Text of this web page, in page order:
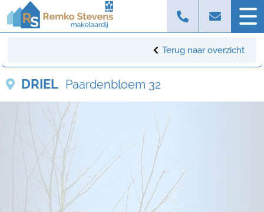
Terug naar overzicht
DRIEL Paardenbloem 32